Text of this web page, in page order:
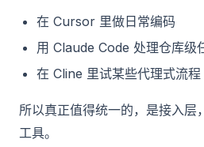
在 Cursor 里做日常编码
用 Claude Code 处理仓库级
在 Cline 里试某些代理式流程
所以真正值得统一的，是接入层
工具。